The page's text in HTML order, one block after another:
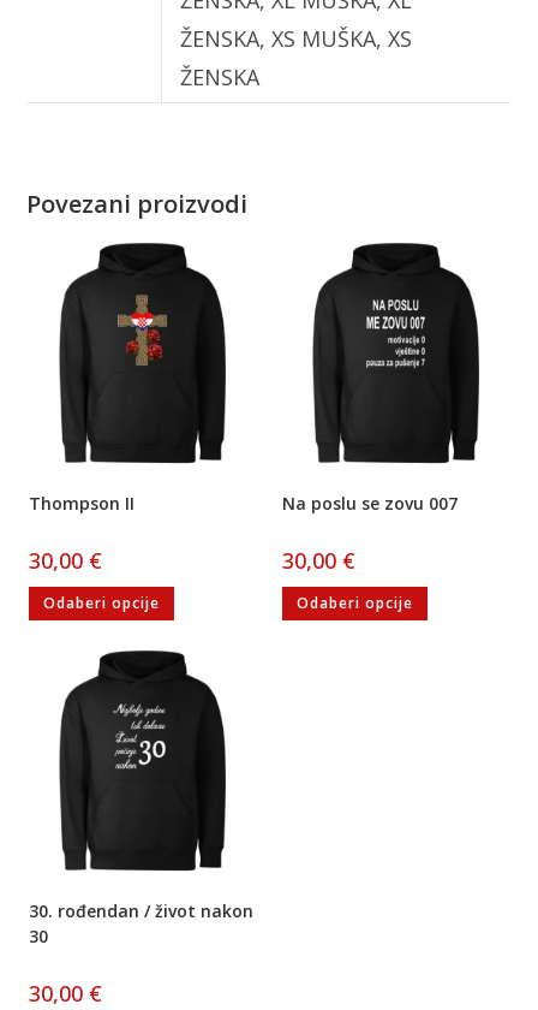
ŽENSKA, XS MUŠKA, XS
ŽENSKA
Povezani proizvodi
Thompson II
30,00 €
Odaberi opcije
Na poslu se zovu 007
30,00 €
Odaberi opcije
30. rođendan / život nakon
30
30,00 €